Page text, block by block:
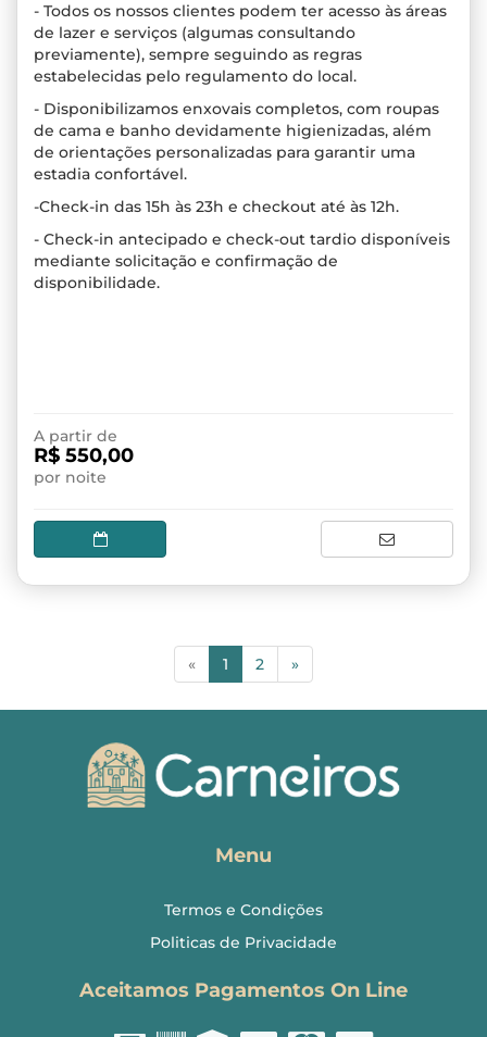
- Todos os nossos clientes podem ter acesso às áreas
de lazer e serviços (algumas consultando
previamente), sempre seguindo as regras
estabelecidas pelo regulamento do local.
- Disponibilizamos enxovais completos, com roupas
de cama e banho devidamente higienizadas, além
de orientações personalizadas para garantir uma
estadia confortável.
-Check-in das 15h às 23h e checkout até às 12h.
- Check-in antecipado e check-out tardio disponíveis
mediante solicitação e confirmação de
disponibilidade.
A partir de
R$ 550,00
por noite
« 1 (current)
2 »
Menu
Termos e Condições
Politicas de Privacidade
Aceitamos Pagamentos On Line